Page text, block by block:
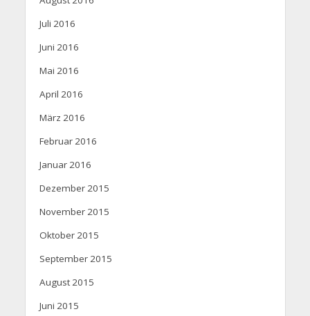
Juli 2016
Juni 2016
Mai 2016
April 2016
März 2016
Februar 2016
Januar 2016
Dezember 2015
November 2015
Oktober 2015
September 2015
August 2015
Juni 2015